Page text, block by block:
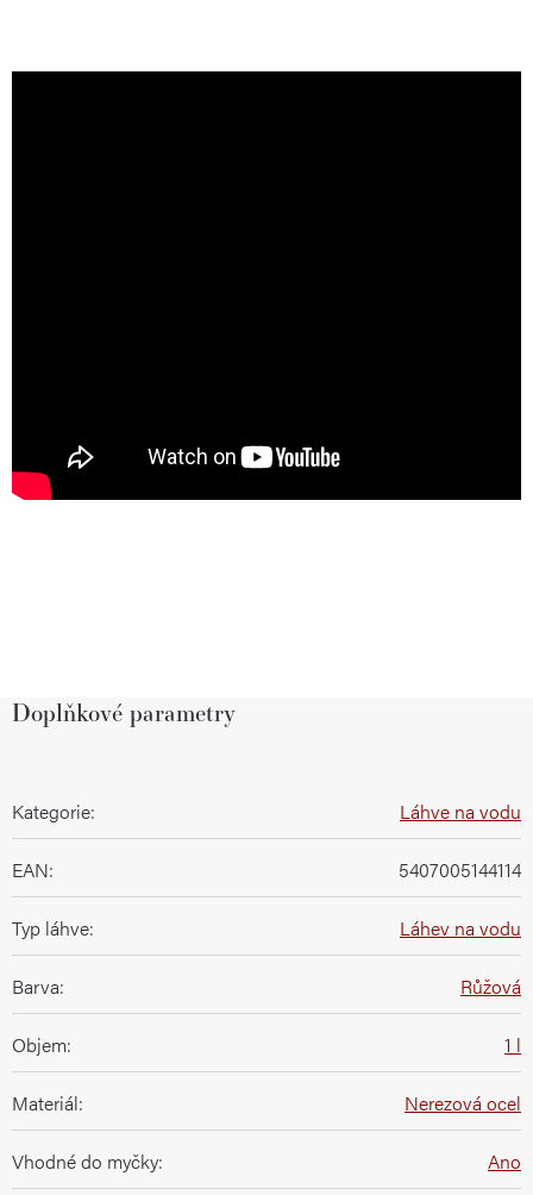
Doplňkové parametry
Kategorie: Láhve na vodu
EAN: 5407005144114
Typ láhve: Láhev na vodu
Barva: Růžová
Objem: 1 l
Materiál: Nerezová ocel
Vhodné do myčky: Ano